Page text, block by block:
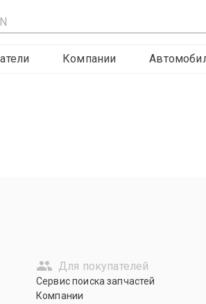
Компании
Для покупателей
Сервис поиска запчастей
Компании